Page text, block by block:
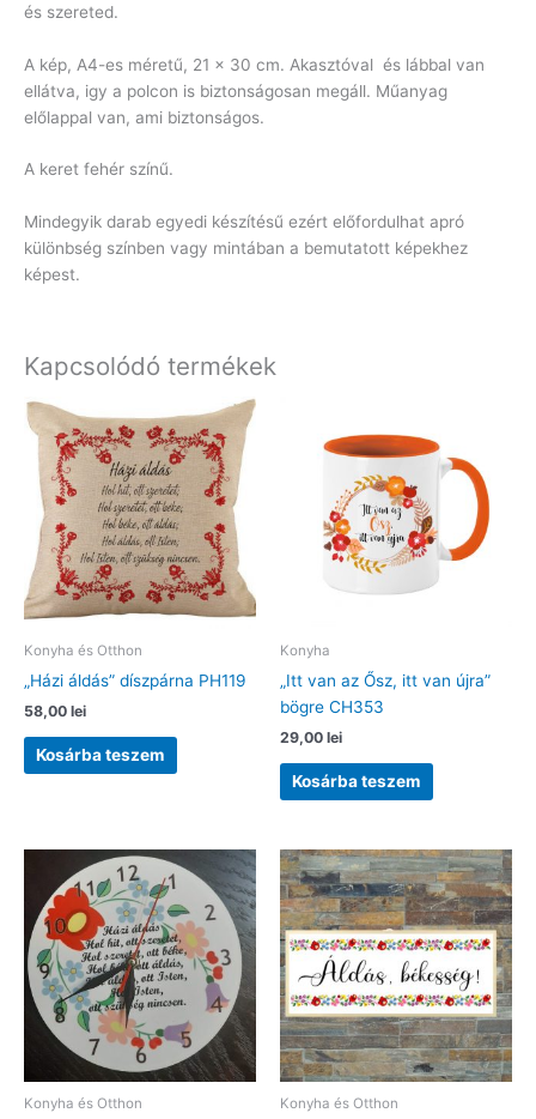
és szereted.
A kép, A4-es méretű, 21 x 30 cm. Akasztóval és lábbal van
ellátva, igy a polcon is biztonságosan megáll. Műanyag
előlappal van, ami biztonságos.
A keret fehér színű.
Mindegyik darab egyedi készítésű ezért előfordulhat apró
különbség színben vagy mintában a bemutatott képekhez
képest.
Kapcsolódó termékek
Konyha és Otthon
„Házi áldás” díszpárna PH119
58,00 lei
Kosárba teszem
Konyha
„Itt van az Ősz, itt van újra”
bögre CH353
29,00 lei
Kosárba teszem
Konyha és Otthon Konyha és Otthon